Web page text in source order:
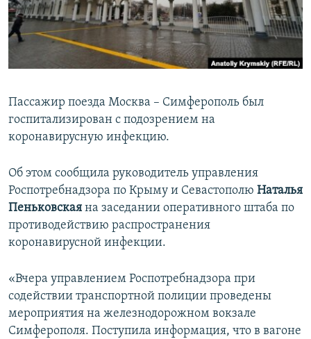
ПОБЕДИТЕЛЕЙ НЕ СУДЯТ?
КРЫМ.НЕПОКОРЕННЫЙ
ПРИСОЕДИНЯЙТЕСЬ!
Все сайты RFE/RL
Пассажир поезда Москва – Симферополь был
госпитализирован с подозрением на
коронавирусную инфекцию.
Об этом сообщила руководитель управления
Роспотребнадзора по Крыму и Севастополю Наталья
Пеньковская на заседании оперативного штаба по
противодействию распространения
коронавирусной инфекции.
«Вчера управлением Роспотребнадзора при
содействии транспортной полиции проведены
мероприятия на железнодорожном вокзале
Симферополя. Поступила информация, что в вагоне